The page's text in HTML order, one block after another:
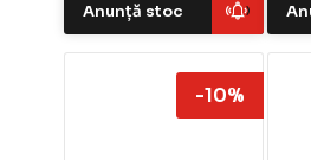
Anunță stoc
-10%